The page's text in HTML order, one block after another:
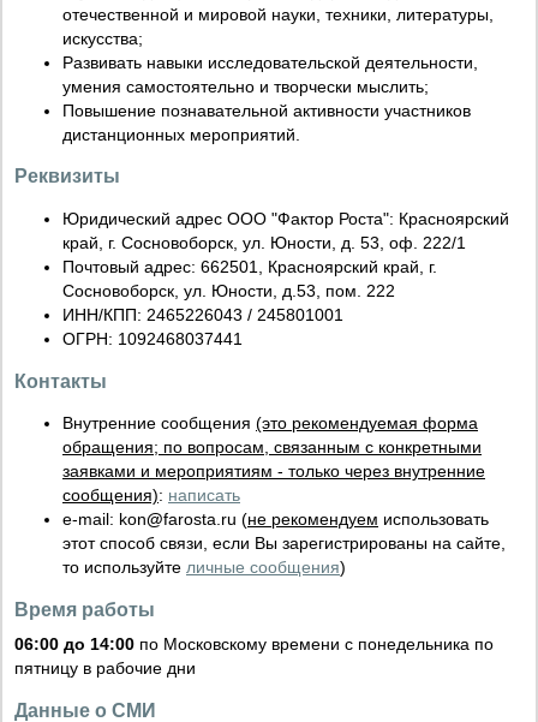
отечественной и мировой науки, техники, литературы,
искусства;
Развивать навыки исследовательской деятельности,
умения самостоятельно и творчески мыслить;
Повышение познавательной активности участников
дистанционных мероприятий.
Реквизиты
Юридический адрес ООО "Фактор Роста": Красноярский
край, г. Сосновоборск, ул. Юности, д. 53, оф. 222/1
Почтовый адрес: 662501, Красноярский край, г.
Сосновоборск, ул. Юности, д.53, пом. 222
ИНН/КПП: 2465226043 / 245801001
ОГРН: 1092468037441
Контакты
Внутренние сообщения (это рекомендуемая форма
обращения; по вопросам, связанным с конкретными
заявками и мероприятиям - только через внутренние
сообщения): написать
e-mail: kon@farosta.ru (не рекомендуем использовать
этот способ связи, если Вы зарегистрированы на сайте,
то используйте личные сообщения)
Время работы
06:00 до 14:00 по Московскому времени с понедельника по
пятницу в рабочие дни
Данные о СМИ